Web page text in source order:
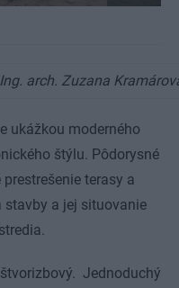
Ing. arch. Zuzana
ukážkou moderného
štýlu. Pôdorysné
terasy a
a jej situovanie
Jednoduchý